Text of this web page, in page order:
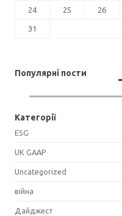
24 25 26
31
Популярні пости
Категорії
ESG
UK GAAP
Uncategorized
війна
Дайджест